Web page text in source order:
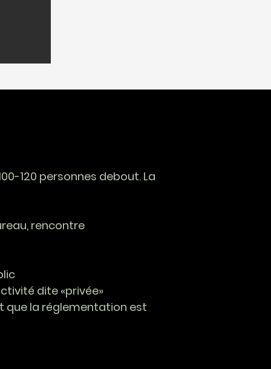
120 personnes debout. La
rencontre
dite «privée»
que la réglementation est